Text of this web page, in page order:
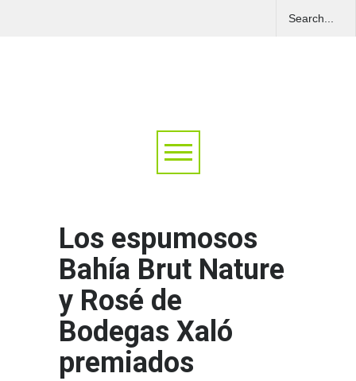
Los espumosos
Bahía Brut Nature
y Rosé de
Bodegas Xaló
premiados